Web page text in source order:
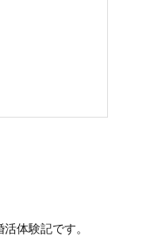
体験記です。